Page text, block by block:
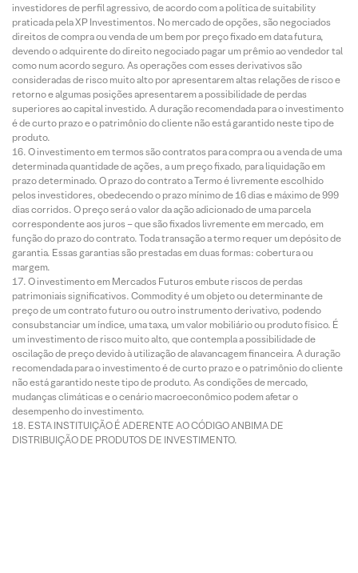
investidores de perfil agressivo, de acordo com a política de suitability
praticada pela XP Investimentos. No mercado de opções, são negociados
direitos de compra ou venda de um bem por preço fixado em data futura,
devendo o adquirente do direito negociado pagar um prêmio ao vendedor tal
como num acordo seguro. As operações com esses derivativos são
consideradas de risco muito alto por apresentarem altas relações de risco e
retorno e algumas posições apresentarem a possibilidade de perdas
superiores ao capital investido. A duração recomendada para o investimento
é de curto prazo e o patrimônio do cliente não está garantido neste tipo de
produto.
O investimento em termos são contratos para compra ou a venda de uma
determinada quantidade de ações, a um preço fixado, para liquidação em
prazo determinado. O prazo do contrato a Termo é livremente escolhido
pelos investidores, obedecendo o prazo mínimo de 16 dias e máximo de 999
dias corridos. O preço será o valor da ação adicionado de uma parcela
correspondente aos juros – que são fixados livremente em mercado, em
função do prazo do contrato. Toda transação a termo requer um depósito de
garantia. Essas garantias são prestadas em duas formas: cobertura ou
margem.
O investimento em Mercados Futuros embute riscos de perdas
patrimoniais significativos. Commodity é um objeto ou determinante de
preço de um contrato futuro ou outro instrumento derivativo, podendo
consubstanciar um índice, uma taxa, um valor mobiliário ou produto físico. É
um investimento de risco muito alto, que contempla a possibilidade de
oscilação de preço devido à utilização de alavancagem financeira. A duração
recomendada para o investimento é de curto prazo e o patrimônio do cliente
não está garantido neste tipo de produto. As condições de mercado,
mudanças climáticas e o cenário macroeconômico podem afetar o
desempenho do investimento.
ESTA INSTITUIÇÃO É ADERENTE AO CÓDIGO ANBIMA DE
DISTRIBUIÇÃO DE PRODUTOS DE INVESTIMENTO.